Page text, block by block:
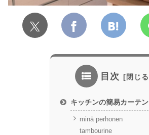
目次
キッチンの簡易カーテン
minä perhonen
tambourine